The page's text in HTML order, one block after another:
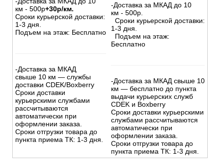
км - 500р+30р/км.
Сроки курьерской доставки:
1-3 дня.
Подъем на этаж: Бесплатно
-Доставка за МКАД
свыше 10 км — службы
доставки CDEK/Boxberry
Сроки доставки
курьерскими службами
рассчитываются
автоматически при
оформлении заказа.
Сроки отгрузки товара до
пункта приема ТК: 1-3 дня.
-Доставка за МКАД до 10
км - 500р.
Сроки курьерской доставки:
1-3 дня.
Подъем на этаж:
Бесплатно
-Доставка за МКАД свыше 10
км — бесплатно до пункта
выдачи курьерских служб
CDEK и Boxberry
Сроки доставки курьерскими
службами рассчитываются
автоматически при
оформлении заказа.
Сроки отгрузки товара до
пункта приема ТК: 1-3 дня.